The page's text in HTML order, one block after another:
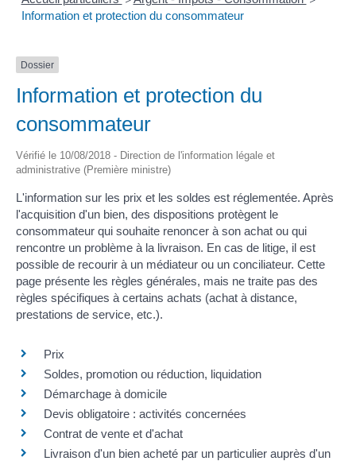
Information et protection du consommateur
Dossier
Information et protection du
consommateur
Vérifié le 10/08/2018 - Direction de l'information légale et
administrative (Première ministre)
L'information sur les prix et les soldes est réglementée. Après
l'acquisition d'un bien, des dispositions protègent le
consommateur qui souhaite renoncer à son achat ou qui
rencontre un problème à la livraison. En cas de litige, il est
possible de recourir à un médiateur ou un conciliateur. Cette
page présente les règles générales, mais ne traite pas des
règles spécifiques à certains achats (achat à distance,
prestations de service, etc.).
Prix
Soldes, promotion ou réduction, liquidation
Démarchage à domicile
Devis obligatoire : activités concernées
Contrat de vente et d'achat
Livraison d'un bien acheté par un particulier auprès d'un